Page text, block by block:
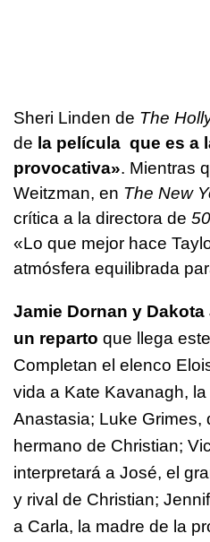
Sheri Linden de The
de la película que es a
provocativa». Mientras
Weitzman, en The New
crítica a la directora de
«Lo que mejor hace
atmósfera equilibrada
Jamie Dornan y
un reparto que llega
Completan el elenco
vida a Kate Kavanagh,
Anastasia; Luke Grimes,
hermano de Christian;
interpretará a José, el
y rival de Christian;
a Carla, la madre de la